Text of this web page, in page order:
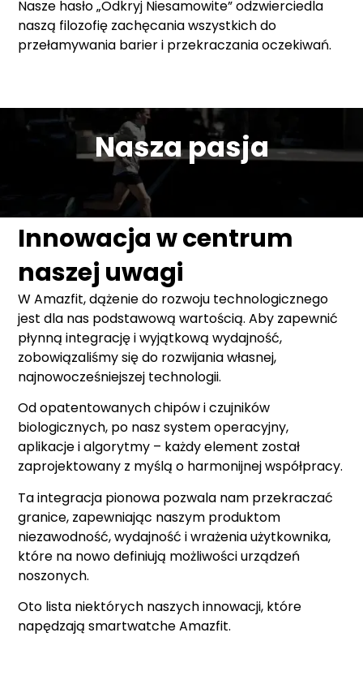
Nasze hasło „Odkryj Niesamowite” odzwierciedla
naszą filozofię zachęcania wszystkich do
przełamywania barier i przekraczania oczekiwań.
Nasza pasja
Innowacja w centrum
naszej uwagi
W Amazfit, dążenie do rozwoju technologicznego
jest dla nas podstawową wartością. Aby zapewnić
płynną integrację i wyjątkową wydajność,
zobowiązaliśmy się do rozwijania własnej,
najnowocześniejszej technologii.
Od opatentowanych chipów i czujników
biologicznych, po nasz system operacyjny,
aplikacje i algorytmy – każdy element został
zaprojektowany z myślą o harmonijnej współpracy.
Ta integracja pionowa pozwala nam przekraczać
granice, zapewniając naszym produktom
niezawodność, wydajność i wrażenia użytkownika,
które na nowo definiują możliwości urządzeń
noszonych.
Oto lista niektórych naszych innowacji, które
napędzają smartwatche Amazfit.